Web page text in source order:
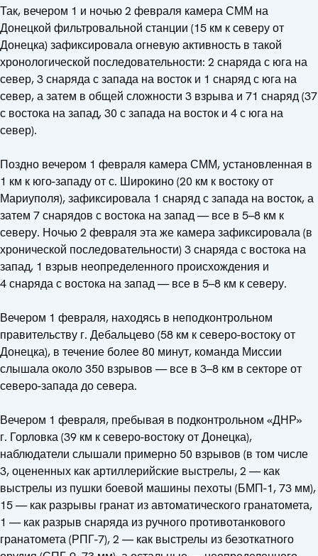
Так, вечером 1 и ночью 2 февраля камера СММ на
Донецкой фильтровальной станции (15 км к северу от
Донецка) зафиксировала огневую активность в такой
хронологической последовательности: 2 снаряда с юга на
север, 3 снаряда с запада на восток и 1 снаряд с юга на
север, а затем в общей сложности 3 взрыва и 71 снаряд (37
с востока на запад, 30 с запада на восток и 4 с юга на
север).
Поздно вечером 1 февраля камера СММ, установленная в
1 км к юго-западу от с. Широкино (20 км к востоку от
Мариуполя), зафиксировала 1 снаряд с запада на восток, а
затем 7 снарядов с востока на запад — все в 5–8 км к
северу. Ночью 2 февраля эта же камера зафиксировала (в
хронической последовательности) 3 снаряда с востока на
запад, 1 взрыв неопределенного происхождения и
4 снаряда с востока на запад — все в 5–8 км к северу.
Вечером 1 февраля, находясь в неподконтрольном
правительству г. Дебальцево (58 км к северо-востоку от
Донецка), в течение более 80 минут, команда Миссии
слышала около 350 взрывов — все в 3–8 км в секторе от
северо-запада до севера.
Вечером 1 февраля, пребывая в подконтрольном «ДНР»
г. Горловка (39 км к северо-востоку от Донецка),
наблюдатели слышали примерно 50 взрывов (в том числе
3, оцененных как артиллерийские выстрелы, 2 — как
выстрелы из пушки боевой машины пехоты (БМП-1, 73 мм),
15 — как разрывы гранат из автоматического гранатомета,
1 — как разрыв снаряда из ручного противотанкового
гранатомета (РПГ-7), 2 — как выстрелы из безоткатного